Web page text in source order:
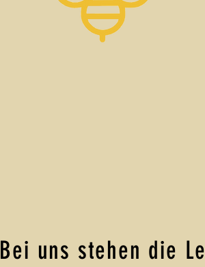
Bei uns stehen die